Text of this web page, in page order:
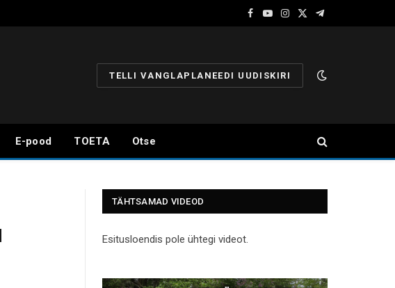
Facebook
YouTube
Instagram
X
Telegram
TELLI VANGLAPLANEEDI UUDISKIRI
E-pood TOETA Otse
TÄHTSAMAD VIDEOD
Esitusloendis pole ühtegi videot.